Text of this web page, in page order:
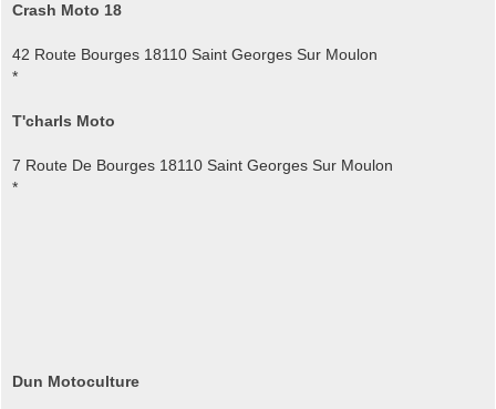
Crash Moto 18
42 Route Bourges 18110 Saint Georges Sur Moulon
*
T'charls Moto
7 Route De Bourges 18110 Saint Georges Sur Moulon
*
Dun Motoculture